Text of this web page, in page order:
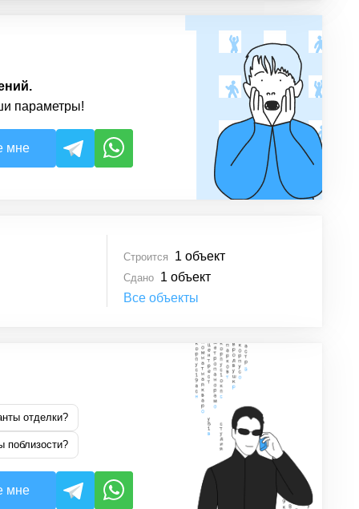
параметры!
мне
Строится 1 объект
Сдано 1 объект
Все объекты
отделки?
поблизости?
мне